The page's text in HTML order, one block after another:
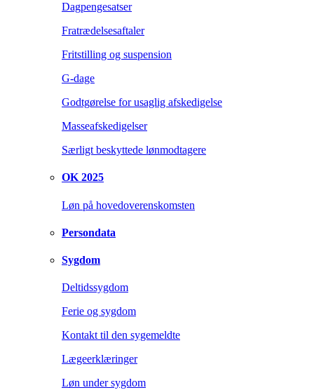
Dagpengesatser
Fratrædelsesaftaler
Fritstilling og suspension
G-dage
Godtgørelse for usaglig afskedigelse
Masseafskedigelser
Særligt beskyttede lønmodtagere
OK 2025
Løn på hovedoverenskomsten
Persondata
Sygdom
Deltidssygdom
Ferie og sygdom
Kontakt til den sygemeldte
Lægeerklæringer
Løn under sygdom